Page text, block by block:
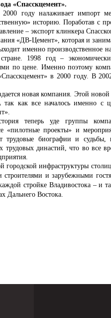
«Спасскцемент».
году налаживает импорт
историю. Поработав с
– экспорт клинкера
«ДВ-Цемент», которая и
именно производственное
1998 год –
по цене. Именно поэтому
в 2000 году. В
новая компания. Этой
как все началось именно с
теперь уде группы
«пилотные проекты» и
трудовые биографии и судьбы,
трудовых династий, что во все
инфраструктуры
и зарубежными
стройке Владивостока – и
Дальнего Востока.